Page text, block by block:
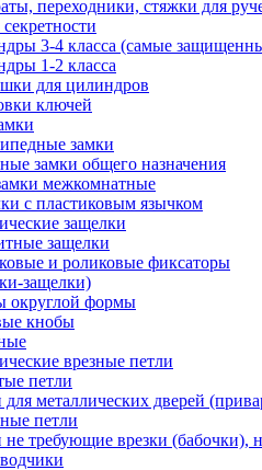
переходники, стяжки для
3-4 класса (самые
1-2 класса
для цилиндров
ключей
замки
замки общего назначения
межкомнатные
с пластиковым язычком
защелки
защелки
и роликовые фиксаторы
защелки)
округлой формы
кнобы
врезные петли
петли
для металлических дверей
петли
не требующие врезки (бабочки),